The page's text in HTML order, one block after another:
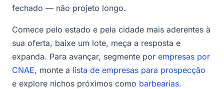
fechado — não projeto longo.
Comece pelo estado e pela cidade mais aderentes à
sua oferta, baixe um lote, meça a resposta e
expanda. Para avançar, segmente por empresas por
CNAE, monte a lista de empresas para prospecção
e explore nichos próximos como barbearias.